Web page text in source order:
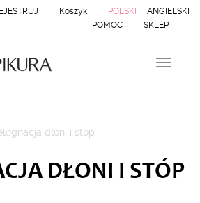
POLSKI ANGIELSKI
Koszyk
SKLEP
POMOC
N
j
a
dłoni i stóp
DŁONI I STÓP